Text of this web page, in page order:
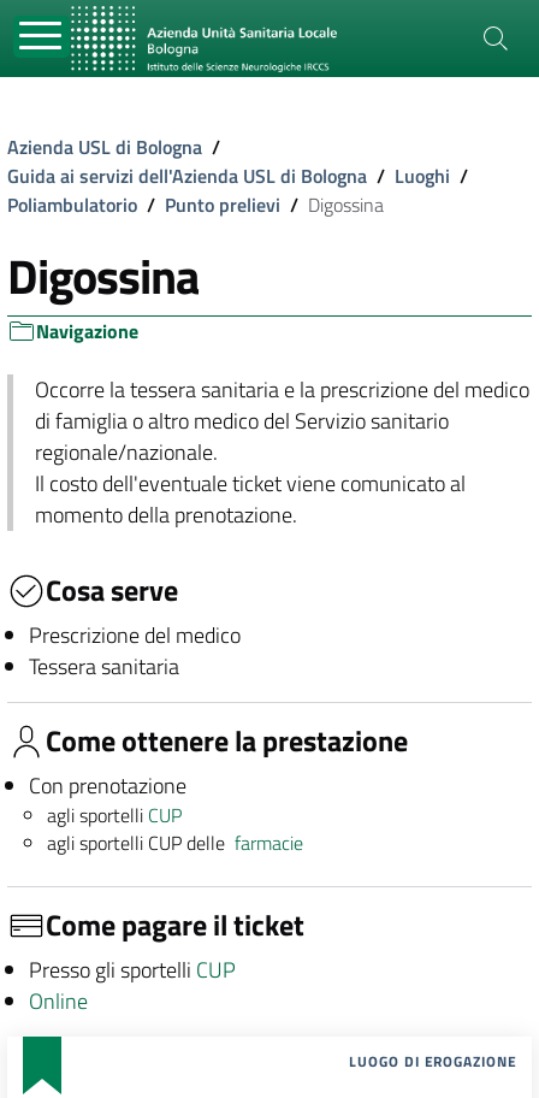
Azienda USL di Bologna /
Guida ai servizi dell'Azienda USL di Bologna / Luoghi /
Poliambulatorio / Punto prelievi / Digossina
Digossina
Navigazione
Occorre la tessera sanitaria e la prescrizione del medico
di famiglia o altro medico del Servizio sanitario
regionale/nazionale.
Il costo dell'eventuale ticket viene comunicato al
momento della prenotazione.
Cosa serve
Prescrizione del medico
Tessera sanitaria
Come ottenere la prestazione
Con prenotazione
agli sportelli CUP
agli sportelli CUP dellefarmacie
Come pagare il ticket
Presso gli sportelli CUP
Online
LUOGO DI EROGAZIONE